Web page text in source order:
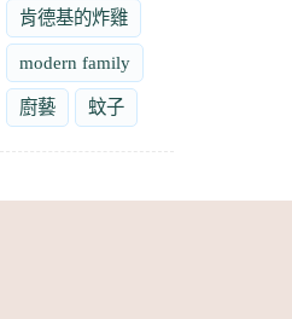
肯德基的炸雞
modern family
廚藝 蚊子